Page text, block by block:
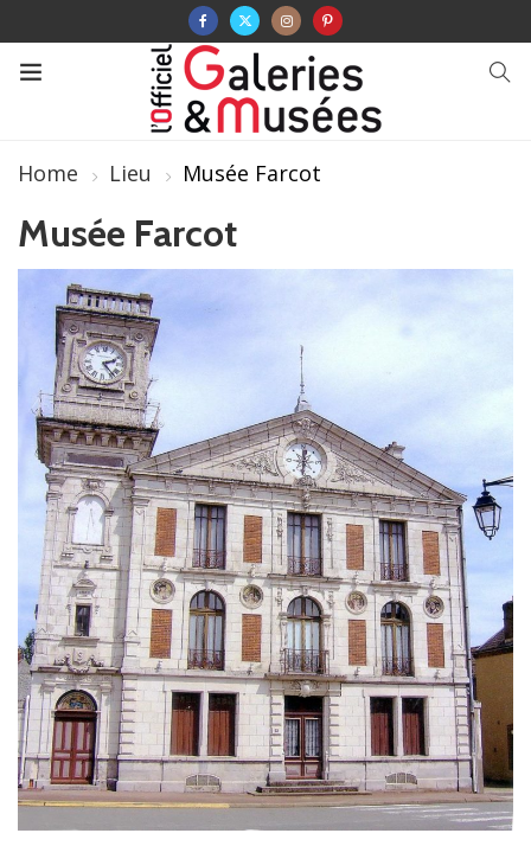
Home Lieu Musée Farcot
Musée Farcot